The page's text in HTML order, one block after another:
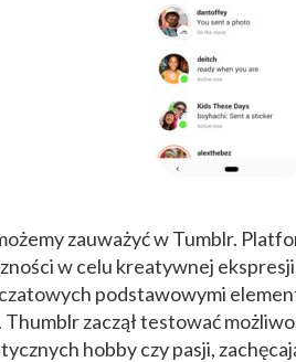
zauważyć w Tumblr.
w celu kreatywnej
podstawowymi
Thumblr zaczął testować
hobby czy pasji,